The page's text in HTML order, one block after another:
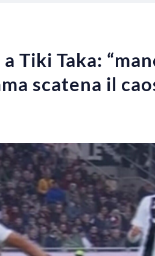
Tiki Taka:
scatena il